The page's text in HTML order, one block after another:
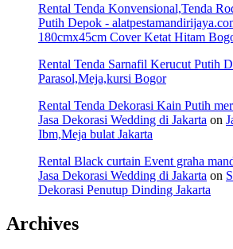
Rental Tenda Konvensional,Tenda
Putih Depok -
180cmx45cm Cover Ketat Hitam
Rental Tenda Sarnafil Kerucut Putih
Parasol,Meja,kursi Bogor
Rental Tenda Dekorasi Kain Putih
Jasa Dekorasi Wedding di Jakarta on
Ibm,Meja bulat Jakarta
Rental Black curtain Event graha
Jasa Dekorasi Wedding di Jakarta on
Dekorasi Penutup Dinding Jakarta
Archives